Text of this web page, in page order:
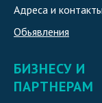
Адреса и контакты
Обьявления
БИЗНЕСУ И
ПАРТНЕРАМ